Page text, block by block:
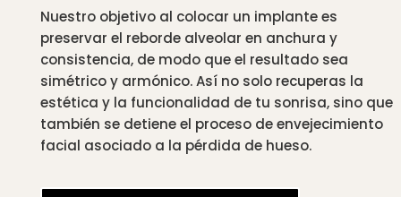
Nuestro objetivo al colocar un implante es
preservar el reborde alveolar en anchura y
consistencia, de modo que el resultado sea
simétrico y armónico. Así no solo recuperas la
estética y la funcionalidad de tu sonrisa, sino que
también se detiene el proceso de envejecimiento
facial asociado a la pérdida de hueso.